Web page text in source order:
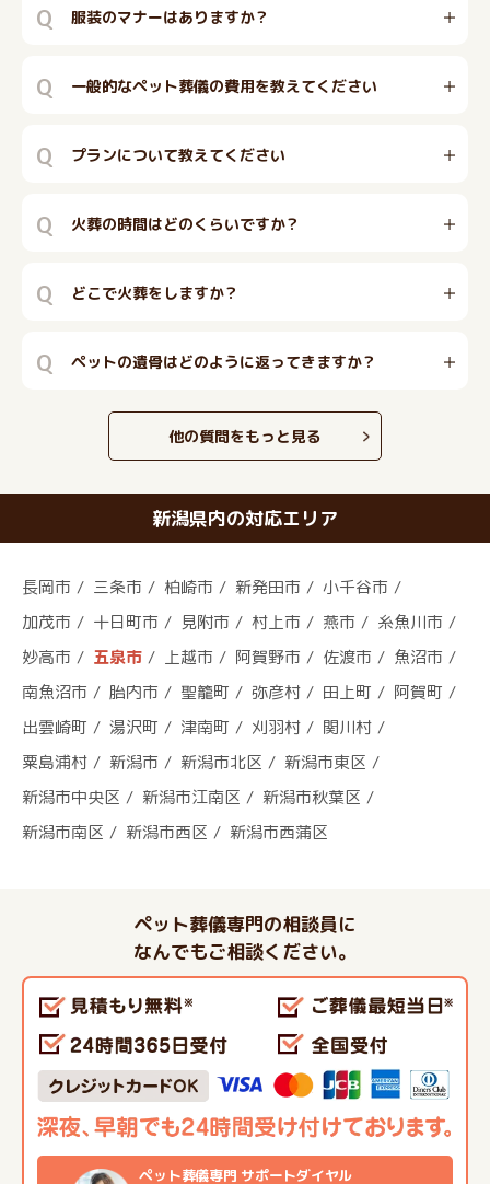
Q 服装のマナーはありますか？
Q 一般的なペット葬儀の費用を教えてください
Q プランについて教えてください
Q 火葬の時間はどのくらいですか？
Q どこで火葬をしますか？
Q ペットの遺骨はどのように返ってきますか？
他の質問をもっと見る
新潟県内の対応エリア
長岡市 三条市 柏崎市 新発田市
小千谷市
加茂市
十日町市 見附市 村上市 燕市
糸魚川市
妙高市
五泉市 上越市 阿賀野市 佐渡市
魚沼市
南魚沼市
胎内市 聖籠町 弥彦村 田上町
阿賀町
出雲崎町
湯沢町 津南町 刈羽村
関川村
粟島浦村
新潟市 新潟市北区
新潟市東区
新潟市中央区
新潟市江南区
新潟市秋葉区
新潟市南区
新潟市西区 新潟市西蒲区
ペット葬儀専門の相談員に
なんでもご相談ください。
ペット葬儀専門 サポートダイヤル